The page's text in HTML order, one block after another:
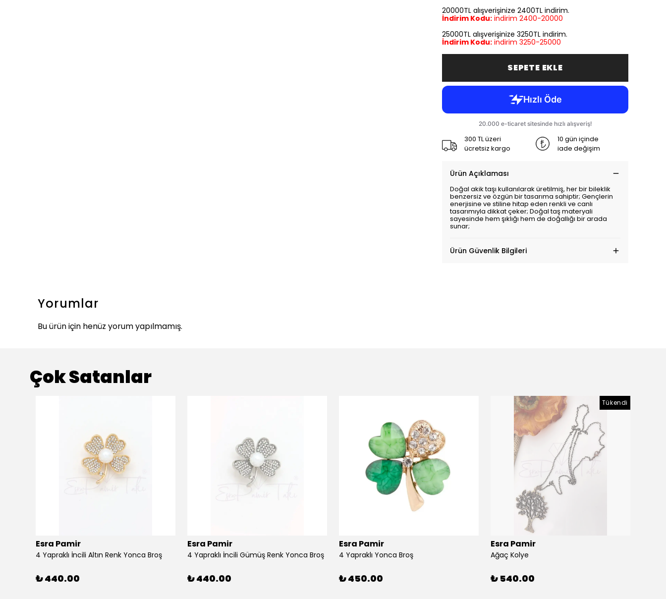
20000TL alışverişinize 2400TL indirim.
İndirim Kodu: indirim 2400-20000
25000TL alışverişinize 3250TL indirim.
İndirim Kodu: indirim 3250-25000
SEPETE EKLE
300 TL üzeri
ücretsiz kargo
10 gün içinde
iade değişim
Ürün Açıklaması
Doğal akik taşı kullanılarak üretilmiş, her bir bileklik
benzersiz ve özgün bir tasarıma sahiptir; Gençlerin
enerjisine ve stiline hitap eden renkli ve canlı
tasarımıyla dikkat çeker; Doğal taş materyali
sayesinde hem şıklığı hem de doğallığı bir arada
sunar;
Ürün Güvenlik Bilgileri
Yorumlar
Bu ürün için henüz yorum yapılmamış.
Çok Satanlar
Esra Pamir
4 Yapraklı İncili Altın Renk Yonca Broş
₺ 440.00
Esra Pamir
4 Yapraklı İncili Gümüş Renk Yonca Broş
₺ 440.00
Esra Pamir
4 Yapraklı Yonca Broş
₺ 450.00
Tükendi
Esra Pamir
Ağaç Kolye
₺ 540.00